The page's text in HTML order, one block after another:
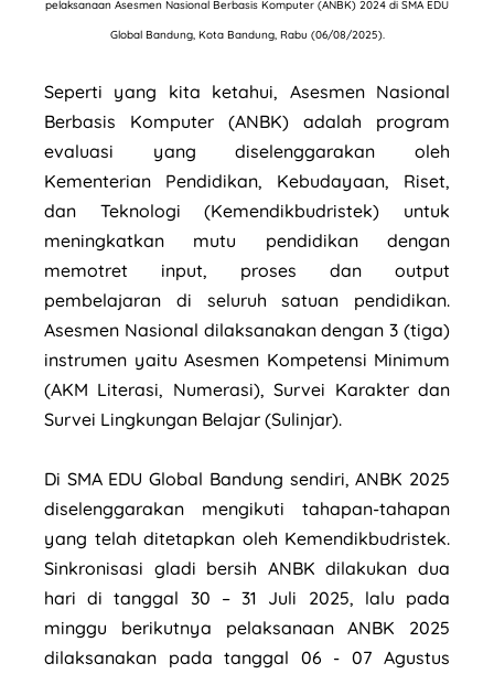
pelaksanaan Asesmen Nasional Berbasis Komputer (ANBK) 2024 di SMA EDU
Global Bandung, Kota Bandung, Rabu (06/08/2025).
Seperti yang kita ketahui, Asesmen Nasional
Berbasis Komputer (ANBK) adalah program
evaluasi yang diselenggarakan oleh
Kementerian Pendidikan, Kebudayaan, Riset,
dan Teknologi (Kemendikbudristek) untuk
meningkatkan mutu pendidikan dengan
memotret input, proses dan output
pembelajaran di seluruh satuan pendidikan.
Asesmen Nasional dilaksanakan dengan 3 (tiga)
instrumen yaitu Asesmen Kompetensi Minimum
(AKM Literasi, Numerasi), Survei Karakter dan
Survei Lingkungan Belajar (Sulinjar).
Di SMA EDU Global Bandung sendiri, ANBK 2025
diselenggarakan mengikuti tahapan-tahapan
yang telah ditetapkan oleh Kemendikbudristek.
Sinkronisasi gladi bersih ANBK dilakukan dua
hari di tanggal 30 – 31 Juli 2025, lalu pada
minggu berikutnya pelaksanaan ANBK 2025
dilaksanakan pada tanggal 06 - 07 Agustus